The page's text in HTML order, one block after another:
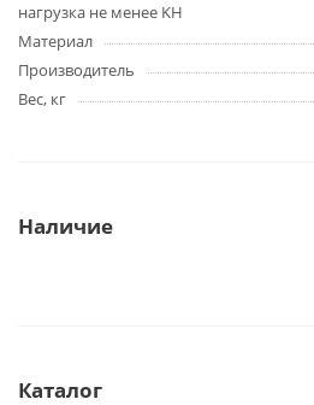
нагрузка не менее KH
Материал
Производитель
Вес, кг
Наличие
Каталог